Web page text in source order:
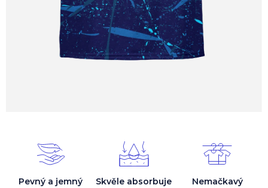
Pevný a jemný
Skvěle absorbuje
Nemačkavý